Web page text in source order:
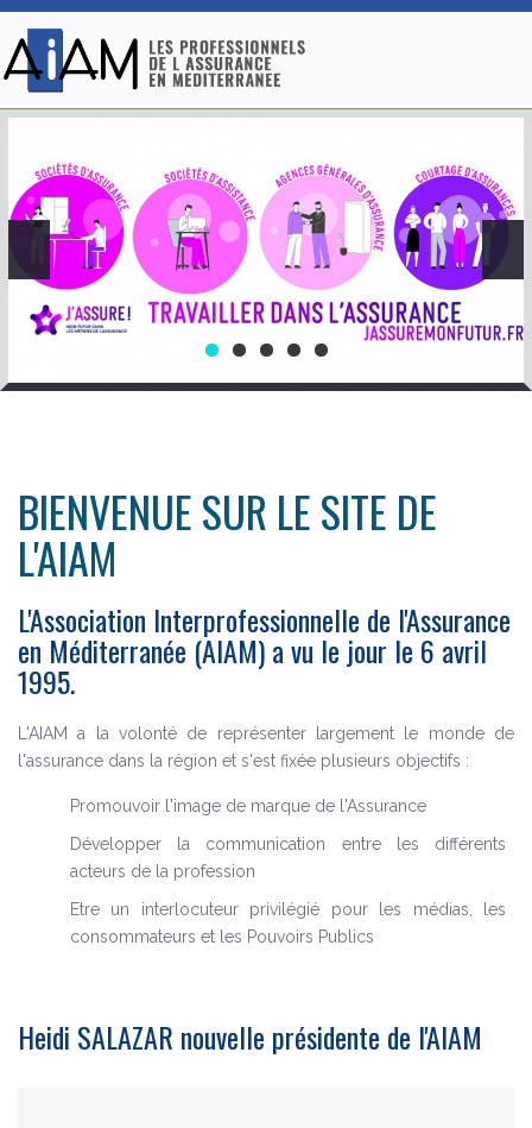
BIENVENUE SUR LE SITE DE
L'AIAM
L'Association Interprofessionnelle de l'Assurance
en Méditerranée (AIAM) a vu le jour le 6 avril
1995.
L'AIAM a la volonté de représenter largement le monde de
l'assurance dans la région et s'est fixée plusieurs objectifs :
Promouvoir l'image de marque de l'Assurance
Développer la communication entre les différents
acteurs de la profession
Etre un interlocuteur privilégié pour les médias, les
consommateurs et les Pouvoirs Publics
Heidi SALAZAR nouvelle présidente de l'AIAM